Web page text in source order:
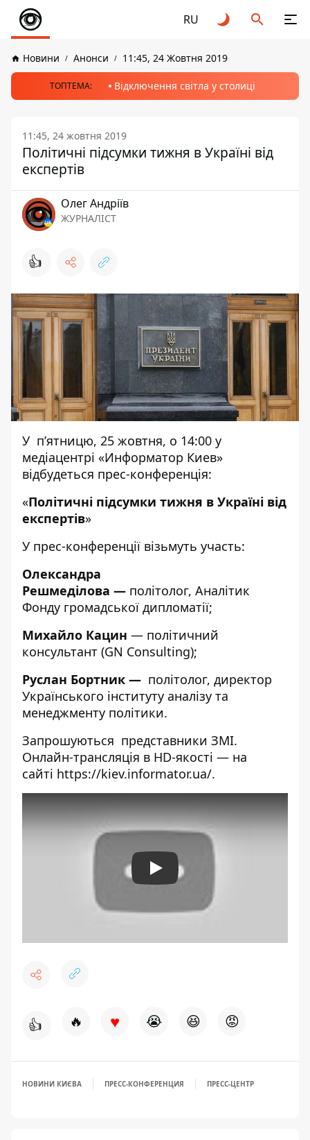
RU
Новини Анонси 11:45, 24 Жовтня 2019
ТОПТЕМА: Відключення світла у столиці
11:45, 24 жовтня 2019
Політичні підсумки тижня в Україні від
експертів
Олег Андріїв
ЖУРНАЛІСТ
👍
У п’ятницю, 25 жовтня, о 14:00 у
медіацентрі «Информатор Киев»
відбудеться прес-конференція:
«Політичні підсумки тижня в Україні від
експертів»
У прес-конференції візьмуть участь:
Олександра
Решмеділова — політолог, Аналітик
Фонду громадської дипломатії;
Михайло Кацин — політичний
консультант (GN Consulting);
Руслан Бортник — політолог, директор
Українського інституту аналізу та
менеджменту політики.
Запрошуються представники ЗМІ.
Онлайн-трансляція в HD-якості — на
сайті https://kiev.informator.ua/.
Play
👍 🔥 ♥ 😭 😆 😡
НОВИНИ КИЄВА ПРЕСС-КОНФЕРЕНЦИЯ ПРЕСС-ЦЕНТР